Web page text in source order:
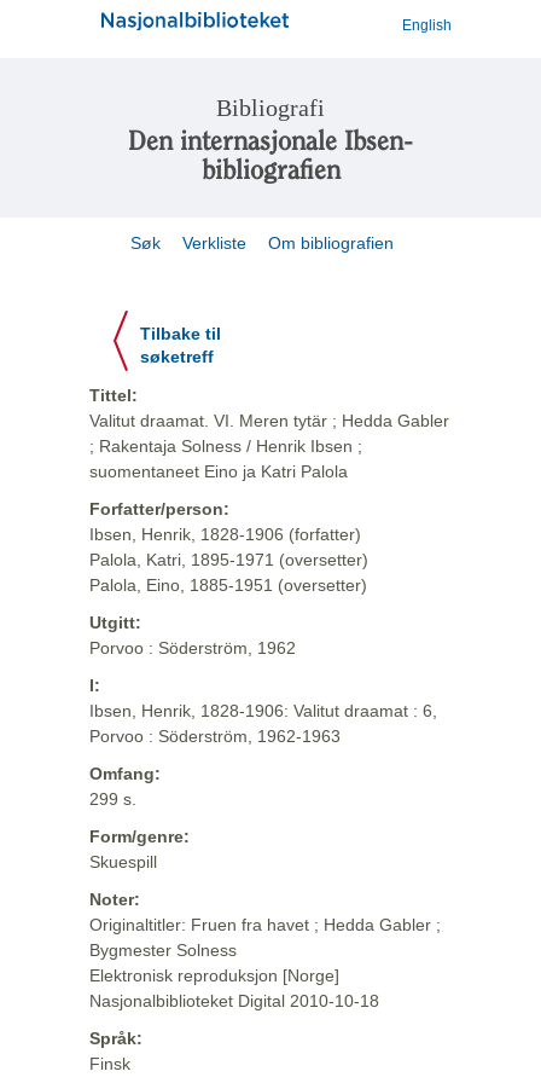
English
Bibliografi
Den internasjonale Ibsen-
bibliografien
Søk Verkliste Om bibliografien
Tilbake til
søketreff
Tittel:
Valitut draamat. VI. Meren tytär ; Hedda Gabler
; Rakentaja Solness / Henrik Ibsen ;
suomentaneet Eino ja Katri Palola
Forfatter/person:
Ibsen, Henrik, 1828-1906 (forfatter)
Palola, Katri, 1895-1971 (oversetter)
Palola, Eino, 1885-1951 (oversetter)
Utgitt:
Porvoo : Söderström, 1962
I:
Ibsen, Henrik, 1828-1906: Valitut draamat : 6,
Porvoo : Söderström, 1962-1963
Omfang:
299 s.
Form/genre:
Skuespill
Noter:
Originaltitler: Fruen fra havet ; Hedda Gabler ;
Bygmester Solness
Elektronisk reproduksjon [Norge]
Nasjonalbiblioteket Digital 2010-10-18
Språk:
Finsk